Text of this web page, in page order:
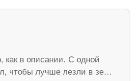
как в описании. С одной
чтобы лучше лезли в зе…